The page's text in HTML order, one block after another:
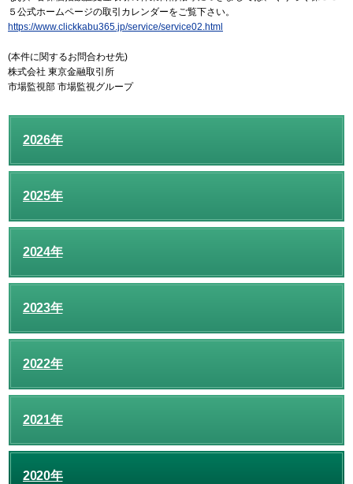
５公式ホームページの取引カレンダーをご覧下さい。
https://www.clickkabu365.jp/service/service02.html
(本件に関するお問合わせ先)
株式会社 東京金融取引所
市場監視部 市場監視グループ
2026年
2025年
2024年
2023年
2022年
2021年
2020年